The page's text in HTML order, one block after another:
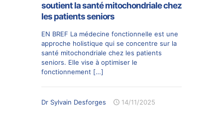
soutient la santé mitochondriale chez
les patients seniors
EN BREF La médecine fonctionnelle est une
approche holistique qui se concentre sur la
santé mitochondriale chez les patients
seniors. Elle vise à optimiser le
fonctionnement […]
Dr Sylvain Desforges 14/11/2025